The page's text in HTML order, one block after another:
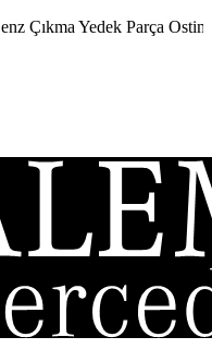
Çıkma Yedek Parça Ostim